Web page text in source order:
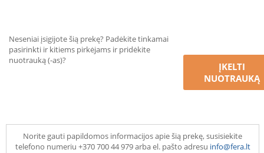
Neseniai įsigijote šią prekę? Padėkite tinkamai
pasirinkti ir kitiems pirkėjams ir pridėkite
nuotrauką (-as)?
ĮKELTI
NUOTRAUKĄ
Norite gauti papildomos informacijos apie šią prekę, susisiekite
telefono numeriu +370 700 44 979 arba el. pašto adresu info@fera.lt